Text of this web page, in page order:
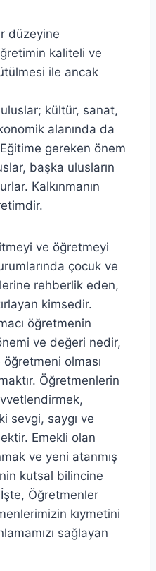
düzeyine
kaliteli ve
ile ancak
uluslar; kültür, sanat,
alanında da
gereken önem
başka ulusların
Kalkınmanın
ve öğretmeyi
çocuk ve
rehberlik eden,
kimsedir.
öğretmenin
ve değeri nedir,
öğretmeni olması
Öğretmenlerin
sevgi, saygı ve
Emekli olan
ve yeni atanmış
kutsal bilincine
İşte, Öğretmenler
kıymetini
sağlayan